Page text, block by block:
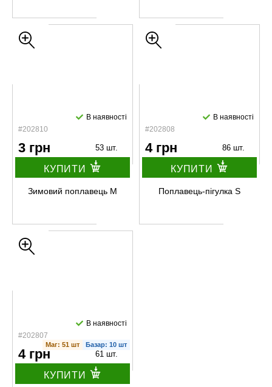
#202810
В наявності
3 грн 53 шт.
КУПИТИ
Зимовий поплавець M
#202808
В наявності
4 грн 86 шт.
КУПИТИ
Поплавець-пігулка S
#202807
В наявності
Маг: 51 шт Базар: 10 шт
4 грн 61 шт.
КУПИТИ